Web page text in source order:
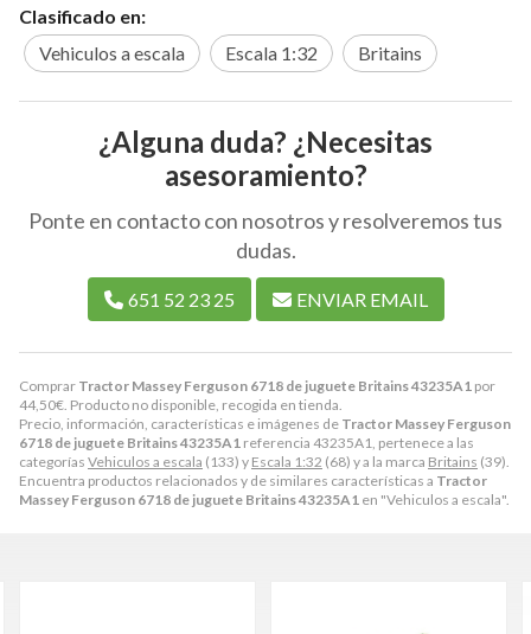
Comprar Tractor Massey Ferguson 6718 de juguete Britains 43235A1 por
44,50€ . Producto no disponible, recogida en tienda.
Precio, información, características e imágenes de Tractor Massey Ferguson
6718 de juguete Britains 43235A1 referencia 43235A1, pertenece a las
categorías Vehiculos a escala (133) y Escala 1:32 (68) y a la marca Britains (39).
Encuentra productos relacionados y de similares características a Tractor
Massey Ferguson 6718 de juguete Britains 43235A1 en "Vehiculos a escala".
Clasificado en:
Vehiculos a escala
Escala 1:32 Britains
¿Alguna duda? ¿Necesitas
asesoramiento?
Ponte en contacto con nosotros y resolveremos tus
dudas.
651 52 23 25 ENVIAR EMAIL